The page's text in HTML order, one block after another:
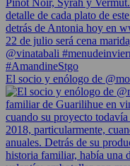
El socio y enólogo de